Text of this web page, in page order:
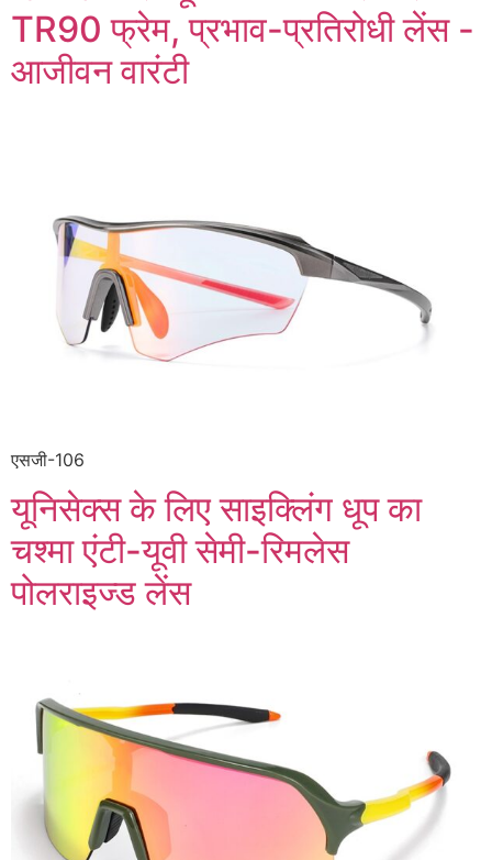
TR90 फ्रेम, प्रभाव-प्रतिरोधी लेंस -
आजीवन वारंटी
एसजी-106
यूनिसेक्स के लिए साइक्लिंग धूप का
चश्मा एंटी-यूवी सेमी-रिमलेस
पोलराइज्ड लेंस